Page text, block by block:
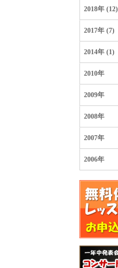
2018年 (12)
2017年 (7)
2014年 (1)
2010年
2009年
2008年
2007年
2006年